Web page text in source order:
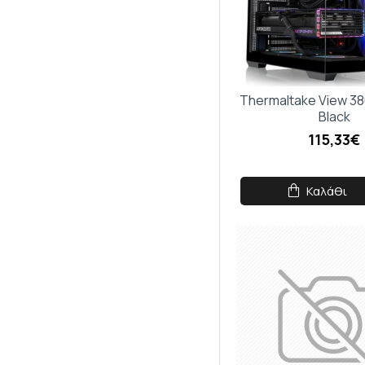
5%
Thermaltake View
Black
115,33€
Καλάθι